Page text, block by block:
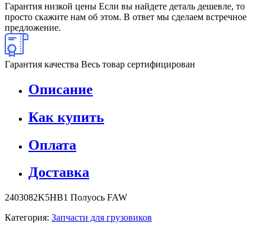
Гарантия низкой цены Если вы найдете деталь дешевле, то
просто скажите нам об этом. В ответ мы сделаем встречное
предложение.
Гарантия качества Весь товар сертифицирован
Описание
Как купить
Оплата
Доставка
2403082K5HB1 Полуось FAW
Категория: Запчасти для грузовиков